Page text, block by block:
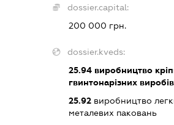
dossier.capital:
200 000 грн.
dossier.kveds:
25.94виробництво
гвинтонарізних виробів
25.92виробництво
металевих паковань